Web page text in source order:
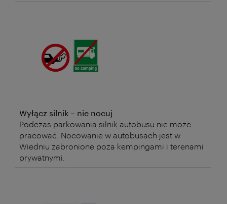
Wyłącz silnik – nie nocuj
Podczas parkowania silnik autobusu nie może
pracować. Nocowanie w autobusach jest w
Wiedniu zabronione poza kempingami i terenami
prywatnymi.